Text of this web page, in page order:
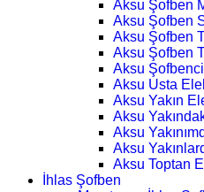
Aksu Şofben
Aksu Şofben
Aksu Şofben
Aksu Şofben
Aksu Şofbenci
Aksu Usta
Aksu Yakın
Aksu
Aksu
Aksu
Aksu Toptan
İhlas Şofben